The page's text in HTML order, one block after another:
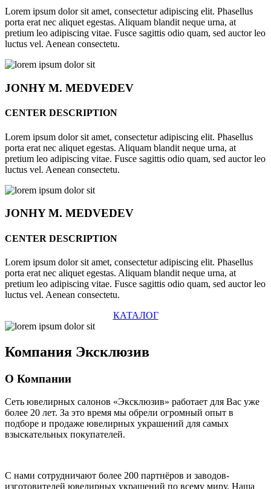
Lorem ipsum dolor sit amet, consectetur adipiscing elit. Phasellus
porta erat nec aliquet egestas. Aliquam blandit neque urna, at
pretium leo adipiscing vitae. Fusce sagittis odio quam, sed auctor leo
luctus vel. Aenean consectetu.
JONHYM. MEDVEDEV
CENTER DESCRIPTION
Lorem ipsum dolor sit amet, consectetur adipiscing elit. Phasellus
porta erat nec aliquet egestas. Aliquam blandit neque urna, at
pretium leo adipiscing vitae. Fusce sagittis odio quam, sed auctor leo
luctus vel. Aenean consectetu.
JONHYM. MEDVEDEV
CENTER DESCRIPTION
Lorem ipsum dolor sit amet, consectetur adipiscing elit. Phasellus
porta erat nec aliquet egestas. Aliquam blandit neque urna, at
pretium leo adipiscing vitae. Fusce sagittis odio quam, sed auctor leo
luctus vel. Aenean consectetu.
КАТАЛОГ
Компания Эксклюзив
О Компании
Сеть ювелирных салонов «Эксклюзив» работает для Вас уже
более 20 лет. За это время мы обрели огромный опыт в
подборе и продаже ювелирных украшений для самых
взыскательных покупателей.
С нами сотрудничают более 200 партнёров и заводов-
изготовителей ювелирных украшений по всему миру. Наша